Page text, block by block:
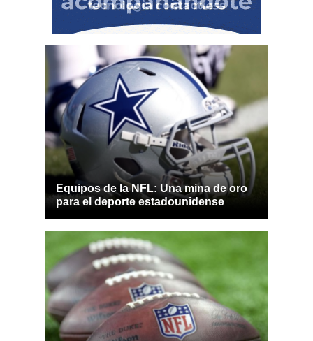
Equipos de la NFL: Una mina de oro
para el deporte estadounidense